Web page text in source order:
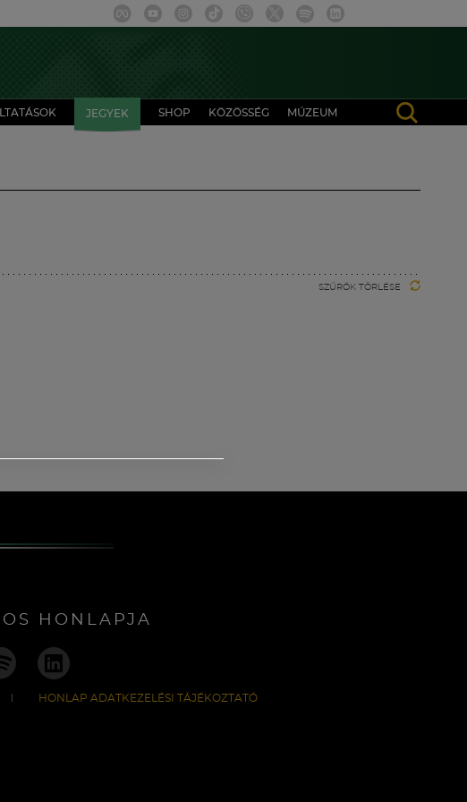
JEGYEK SHOP KÖZÖSSÉG MÚZEUM
SZŰRŐK TÖRLÉSE
HONLAPJA
HONLAP ADATKEZELÉSI TÁJÉKOZTATÓ